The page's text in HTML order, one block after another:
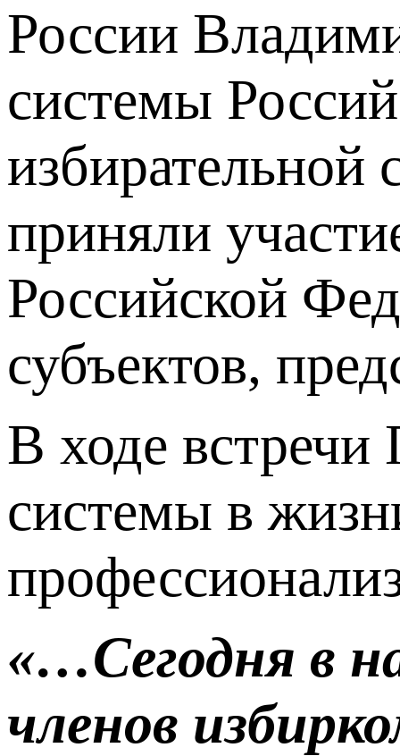
России
системы
избирательной
приняли
Российской
субъектов,
В ходе встречи
системы в
«…Сегодня в
членов